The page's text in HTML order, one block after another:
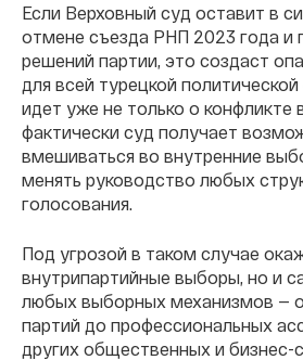
Если Верховный суд оставит в
отмене съезда РНП 2023 года и
решений партии, это создаст
для всей турецкой
идет уже не только о конфликте
фактически суд получает
вмешиваться во внутренние
менять руководство любых
голосования.
Под угрозой в таком случае
внутрипартийные выборы, но и
любых выборных механизмов —
партий до профессиональных
других общественных и бизнес-